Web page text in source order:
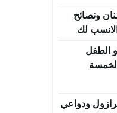
ونصائح
الانسب لك
الطفل
ودواعي